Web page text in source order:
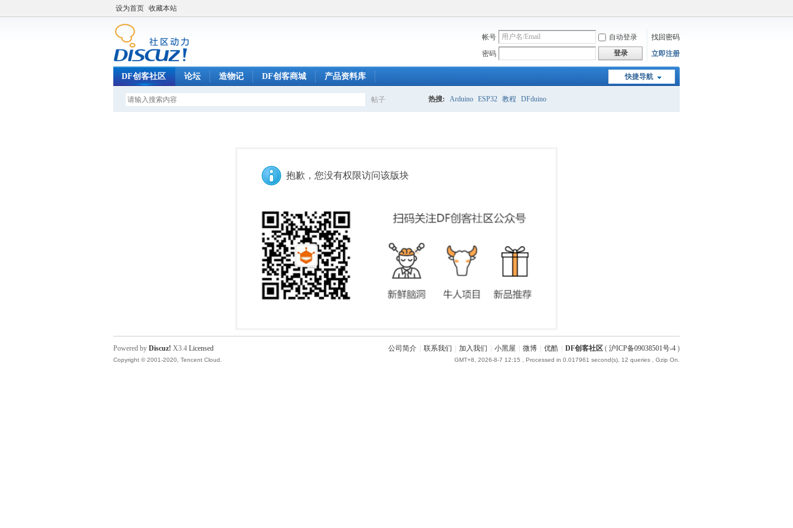
设为首页 收藏本站
帐号 自动登录
找回密码
密码
登录 立即注册
快捷导航
DF创客社区 论坛 造物记 DF创客商城 产品资料库
帖子 热搜: Arduino ESP32 教程 DFduino
抱歉，您没有权限访问该版块
公司简介 联系我们 加入我们 小黑屋 微博 优酷 DF创客社区 ( 沪ICP备09038501号-4 )
GMT+8, 2026-8-7 12:15 , Processed in 0.017961 second(s), 12 queries , Gzip On.
Powered by Discuz! X3.4 Licensed
Copyright © 2001-2020, Tencent Cloud.